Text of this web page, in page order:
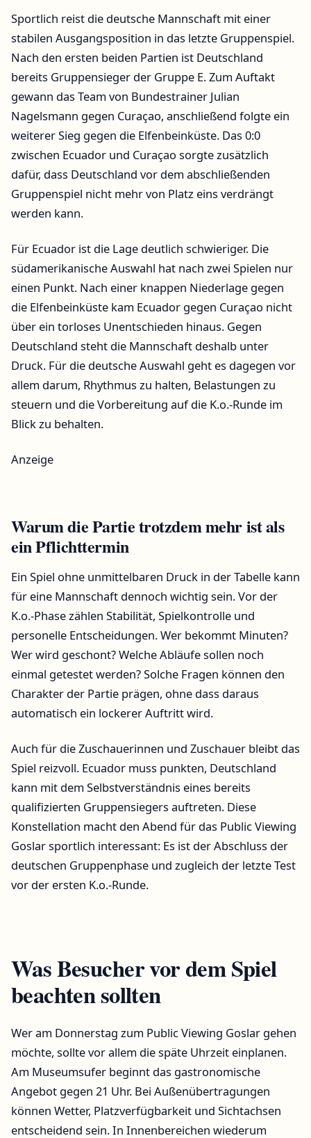
Sportlich reist die deutsche Mannschaft mit einer
stabilen Ausgangsposition in das letzte Gruppenspiel.
Nach den ersten beiden Partien ist Deutschland
bereits Gruppensieger der Gruppe E. Zum Auftakt
gewann das Team von Bundestrainer Julian
Nagelsmann gegen Curaçao, anschließend folgte ein
weiterer Sieg gegen die Elfenbeinküste. Das 0:0
zwischen Ecuador und Curaçao sorgte zusätzlich
dafür, dass Deutschland vor dem abschließenden
Gruppenspiel nicht mehr von Platz eins verdrängt
werden kann.
Für Ecuador ist die Lage deutlich schwieriger. Die
südamerikanische Auswahl hat nach zwei Spielen nur
einen Punkt. Nach einer knappen Niederlage gegen
die Elfenbeinküste kam Ecuador gegen Curaçao nicht
über ein torloses Unentschieden hinaus. Gegen
Deutschland steht die Mannschaft deshalb unter
Druck. Für die deutsche Auswahl geht es dagegen vor
allem darum, Rhythmus zu halten, Belastungen zu
steuern und die Vorbereitung auf die K.o.-Runde im
Blick zu behalten.
Anzeige
Warum die Partie trotzdem mehr ist als
ein Pflichttermin
Ein Spiel ohne unmittelbaren Druck in der Tabelle kann
für eine Mannschaft dennoch wichtig sein. Vor der
K.o.-Phase zählen Stabilität, Spielkontrolle und
personelle Entscheidungen. Wer bekommt Minuten?
Wer wird geschont? Welche Abläufe sollen noch
einmal getestet werden? Solche Fragen können den
Charakter der Partie prägen, ohne dass daraus
automatisch ein lockerer Auftritt wird.
Auch für die Zuschauerinnen und Zuschauer bleibt das
Spiel reizvoll. Ecuador muss punkten, Deutschland
kann mit dem Selbstverständnis eines bereits
qualifizierten Gruppensiegers auftreten. Diese
Konstellation macht den Abend für das Public Viewing
Goslar sportlich interessant: Es ist der Abschluss der
deutschen Gruppenphase und zugleich der letzte Test
vor der ersten K.o.-Runde.
Was Besucher vor dem Spiel
beachten sollten
Wer am Donnerstag zum Public Viewing Goslar gehen
möchte, sollte vor allem die späte Uhrzeit einplanen.
Am Museumsufer beginnt das gastronomische
Angebot gegen 21 Uhr. Bei Außenübertragungen
können Wetter, Platzverfügbarkeit und Sichtachsen
entscheidend sein. In Innenbereichen wiederum